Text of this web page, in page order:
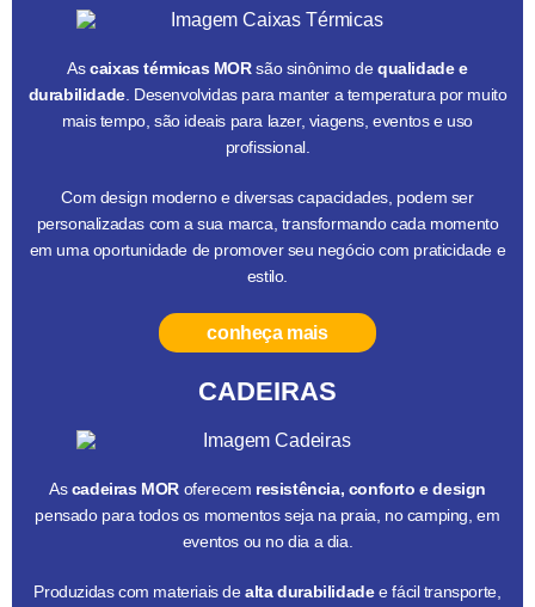
Ascaixas térmicas MORsão sinônimo dequalidade e
durabilidade. Desenvolvidas para manter a temperatura por muito
mais tempo, são ideais para lazer, viagens, eventos e uso
profissional.
Com design moderno e diversas capacidades, podem ser
personalizadas com a sua marca, transformando cada momento
em uma oportunidade de promover seu negócio com praticidade e
estilo.
conheça mais
CADEIRAS
Ascadeiras MOR oferecem resistência, conforto e design
pensado para todos os momentos seja na praia, no camping, em
eventos ou no dia a dia.
Produzidas com materiais dealta durabilidadee fácil transporte,